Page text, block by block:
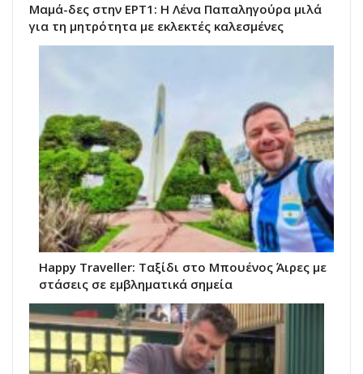
Μαμά-δες στην ΕΡΤ1: Η Λένα Παπαληγούρα μιλά
για τη μητρότητα με εκλεκτές καλεσμένες
Happy Traveller: Ταξίδι στο Μπουένος Άιρες με
στάσεις σε εμβληματικά σημεία